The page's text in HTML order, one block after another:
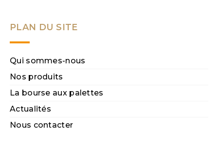
PLAN DU SITE
Qui sommes-nous
Nos produits
La bourse aux palettes
Actualités
Nous contacter